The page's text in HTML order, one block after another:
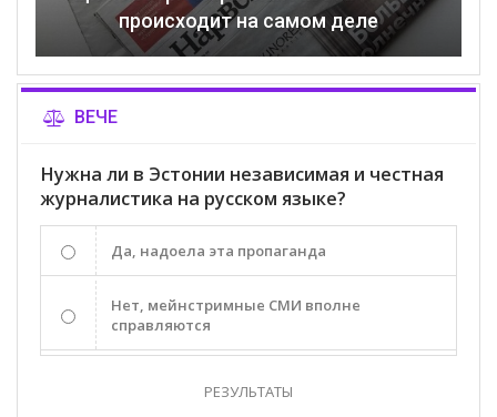
происходит на самом деле
ВЕЧЕ
Нужна ли в Эстонии независимая и честная
журналистика на русском языке?
Да, надоела эта пропаганда
Нет, мейнстримные СМИ вполне
справляются
РЕЗУЛЬТАТЫ